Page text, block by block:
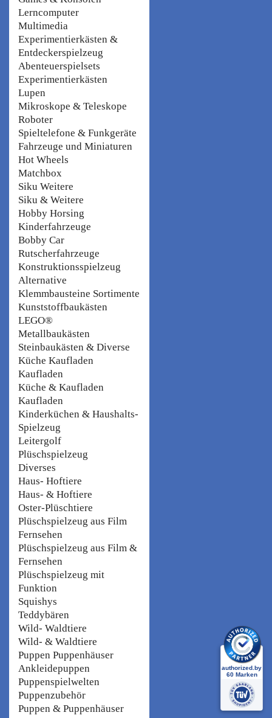
Lerncomputer
Multimedia
Experimentierkästen &
Entdeckerspielzeug
Abenteuerspielsets
Experimentierkästen
Lupen
Mikroskope & Teleskope
Roboter
Spieltelefone & Funkgeräte
Fahrzeuge und Miniaturen
Hot Wheels
Matchbox
Siku Weitere
Siku & Weitere
Hobby Horsing
Kinderfahrzeuge
Bobby Car
Rutscherfahrzeuge
Konstruktionsspielzeug
Alternative
Klemmbausteine Sortimente
Kunststoffbaukästen
LEGO®
Metallbaukästen
Steinbaukästen & Diverse
Küche Kaufladen
Kaufladen
Küche & Kaufladen
Kaufladen
Kinderküchen & Haushalts-
Spielzeug
Leitergolf
Plüschspielzeug
Diverses
Haus- Hoftiere
Haus- & Hoftiere
Oster-Plüschtiere
Plüschspielzeug aus Film
Fernsehen
Plüschspielzeug aus Film &
Fernsehen
Plüschspielzeug mit
Funktion
Squishys
Teddybären
Wild- Waldtiere
Wild- & Waldtiere
Puppen Puppenhäuser
Ankleidepuppen
Puppenspielwelten
Puppenzubehör
Puppen & Puppenhäuser